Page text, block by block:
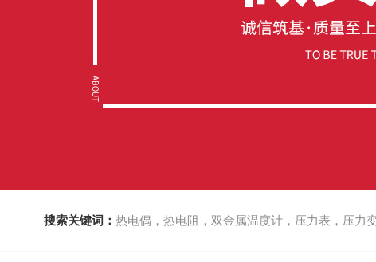
搜索关键词： 热电偶，热电阻，双金属温度计，压力表，压力